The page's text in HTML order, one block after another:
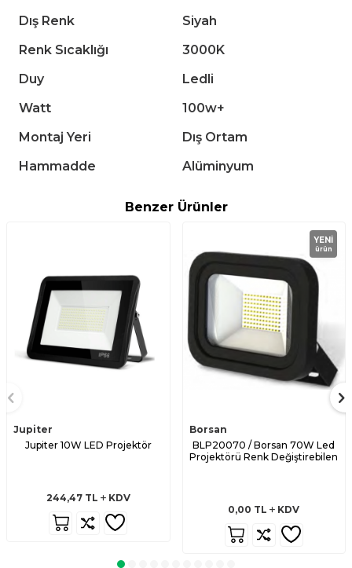
Dış Renk
Siyah
Renk Sıcaklığı
3000K
Duy
Ledli
Watt
100w+
Montaj Yeri
Dış Ortam
Hammadde
Alüminyum
Benzer Ürünler
Jupiter
Jupiter 10W LED Projektör
244,47TL KDV
YENI
ürün
Borsan
BLP20070 / Borsan 70W Led
Projektörü Renk Değiştirebilen
0,00 TL KDV